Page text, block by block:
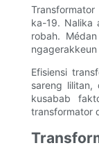
ka-19. Nalika
robah.
Efisiensi
sareng lilitan,
kusabab
transformator